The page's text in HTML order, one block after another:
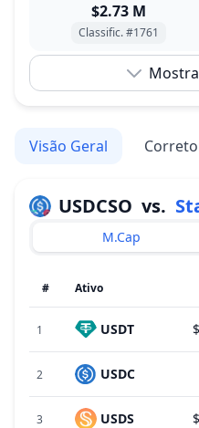
$2.73 M
Classific. #1761
Visão Geral
USDCSO vs.
M.Cap
# Ativo
1 USDT
2 USDC
3 USDS